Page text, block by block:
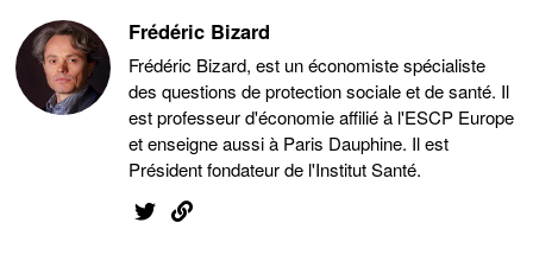
Frédéric Bizard
Frédéric Bizard, est un économiste spécialiste
des questions de protection sociale et de santé. Il
est professeur d'économie affilié à l'ESCP Europe
et enseigne aussi à Paris Dauphine. Il est
Président fondateur de l'Institut Santé.